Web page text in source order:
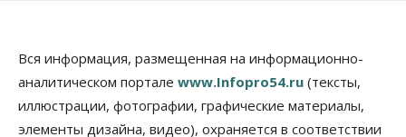
07 Августа 2026, 12:35
Общество
Синоптики рассказали о погоде в Новосибирске
Вся информация, размещенная на информационно-
аналитическом портале www.Infopro54.ru (тексты,
иллюстрации, фотографии, графические материалы,
элементы дизайна, видео), охраняется в соответствии